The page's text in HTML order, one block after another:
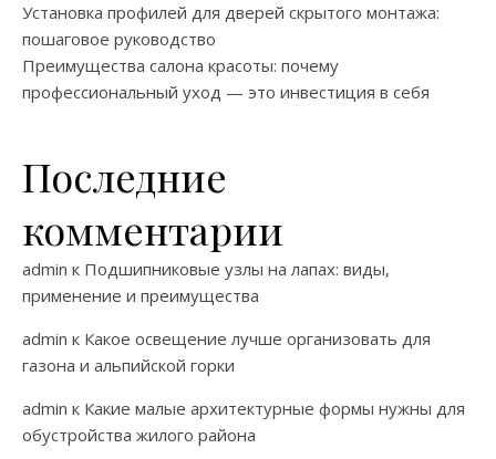
Установка профилей для дверей скрытого монтажа:
пошаговое руководство
Преимущества салона красоты: почему
профессиональный уход — это инвестиция в себя
Последние
комментарии
admin к Подшипниковые узлы на лапах: виды,
применение и преимущества
admin к Какое освещение лучше организовать для
газона и альпийской горки
admin к Какие малые архитектурные формы нужны для
обустройства жилого района